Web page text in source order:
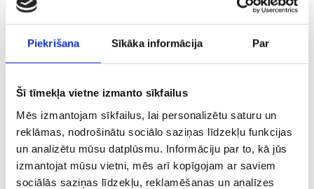
Piekrišana Sīkāka informācija Par
Šī tīmekļa vietne izmanto sīkfailus
Mēs izmantojam sīkfailus, lai personalizētu saturu un
reklāmas, nodrošinātu sociālo saziņas līdzekļu funkcijas
un analizētu mūsu datplūsmu. Informāciju par to, kā jūs
izmantojat mūsu vietni, mēs arī kopīgojam ar saviem
sociālās saziņas līdzekļu, reklamēšanas un analīzes
Atrast zeltu un dārgumus? Arī
mūsdienās tas ir iespējams!
Iedomājies, tu nejauši atrodi dārgumu lādi...
Senos laikos pirāti tos regulāri slēpa gan uz
sauszemes, gan ūdens dzelmē.
1 6 10